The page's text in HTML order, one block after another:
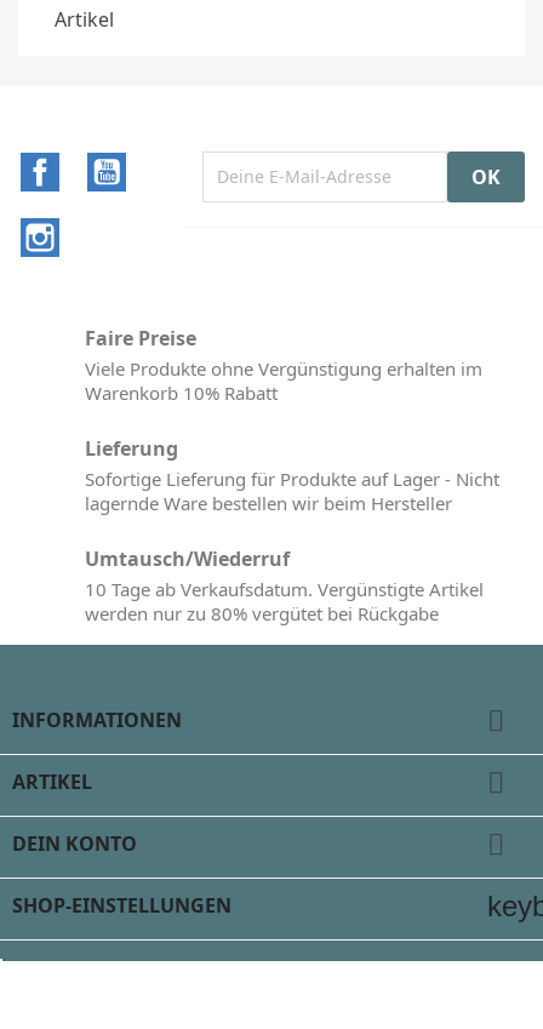
Artikel
Facebook
Faire Preise
Viele Produkte ohne Vergünstigung erhalten im
Warenkorb 10% Rabatt
Lieferung
Sofortige Lieferung für Produkte auf Lager - Nicht
lagernde Ware bestellen wir beim Hersteller
Umtausch/Wiederruf
10 Tage ab Verkaufsdatum. Vergünstigte Artikel
werden nur zu 80% vergütet bei Rückgabe
INFORMATIONEN 
ARTIKEL 
DEIN KONTO 
SHOP-EINSTELLUNGEN